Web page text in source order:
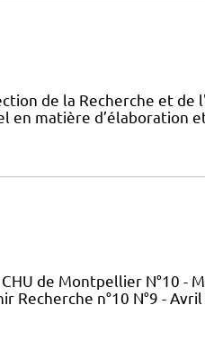
de la Recherche et de
en matière d’élaboration
de Montpellier N°10 -
n°10 N°9 -